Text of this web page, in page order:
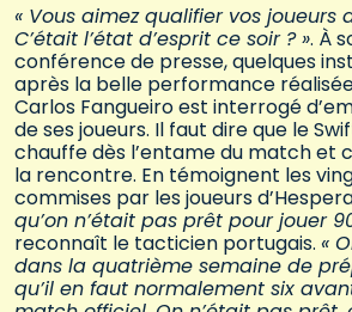
« Vous aimez qualifier vos joueurs
C’était l’état d’esprit ce soir ? ». À
conférence de presse, quelques
après la belle performance
Carlos Fangueiro est interrogé
de ses joueurs. Il faut dire que le
chauffe dès l’entame du match et
la rencontre. En témoignent les
commises par les joueurs
qu’on n’était pas prêt pour jouer
reconnaît le tacticien portugais. «
dans la quatrième semaine de
qu’il en faut normalement six